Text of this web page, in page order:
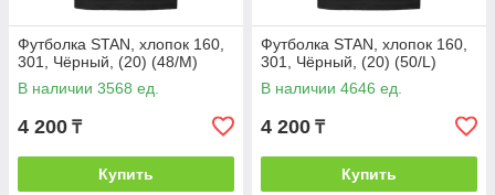
Футболка STAN, хлопок 160,
301, Чёрный, (20) (48/M)
В наличии 3568 ед.
4 200 ₸
Купить
Футболка STAN, хлопок 160,
301, Чёрный, (20) (50/L)
В наличии 4646 ед.
4 200 ₸
Купить